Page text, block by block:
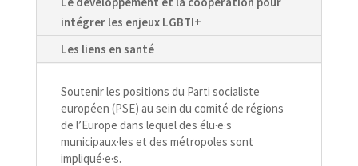
intégrer les enjeux LGBTI+
Les liens en santé
Soutenir les positions du Parti socialiste
européen (PSE) au sein du comité de régions
de l’Europe dans lequel des élu·e·s
municipaux·les et des métropoles sont
impliqué·e·s.